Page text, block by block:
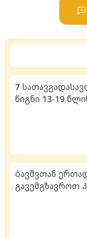
7
წიგნი 13-19
ბავშვთან
გავემგზავროთ